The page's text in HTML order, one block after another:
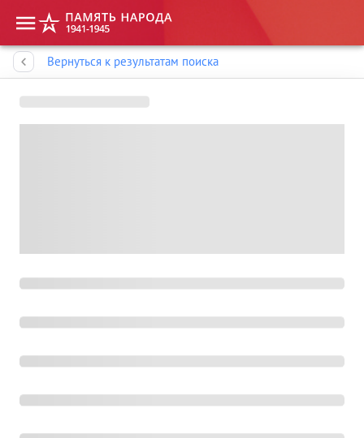
Вернуться к результатам поиска
Память народа